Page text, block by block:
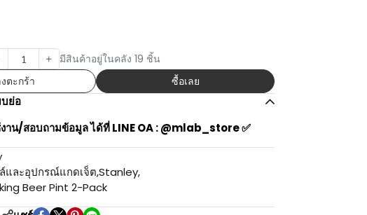
มีสินค้าอยู่ในคลัง 19 ชิ้น
ตะกร้า
ซื้อเลย
ย่อ
าน/สอบถามข้อมูล ได้ที่ LINE OA : @mlab_store ✅
และอุปกรณ์แกดเจ็ต,Stanley,
Beer Pint 2-Pack